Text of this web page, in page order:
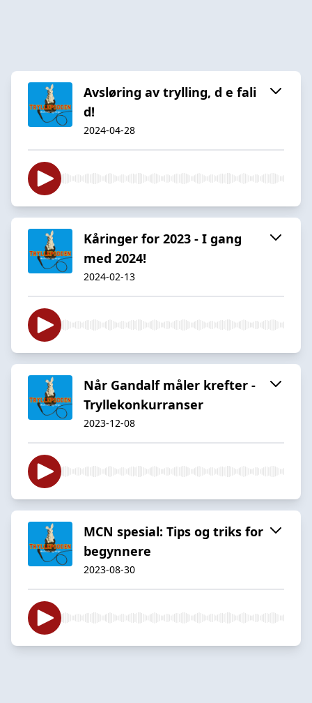
Avsløring av trylling, d e fali
d!
2024-04-28
Kåringer for 2023 - I gang
med 2024!
2024-02-13
Når Gandalf måler krefter -
Tryllekonkurranser
2023-12-08
MCN spesial: Tips og triks for
begynnere
2023-08-30